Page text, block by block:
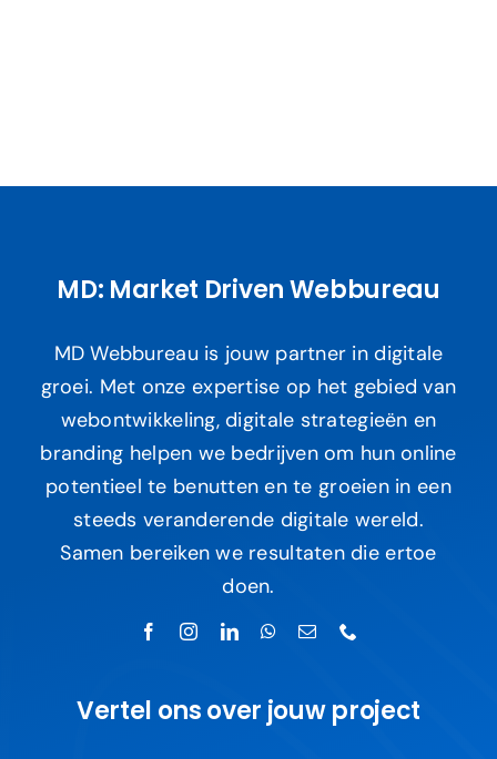
MD: Market Driven Webbureau
MD Webbureau is jouw partner in digitale
groei. Met onze expertise op het gebied van
webontwikkeling, digitale strategieën en
branding helpen we bedrijven om hun online
potentieel te benutten en te groeien in een
steeds veranderende digitale wereld.
Samen bereiken we resultaten die ertoe
doen.
Vertel ons over jouw project